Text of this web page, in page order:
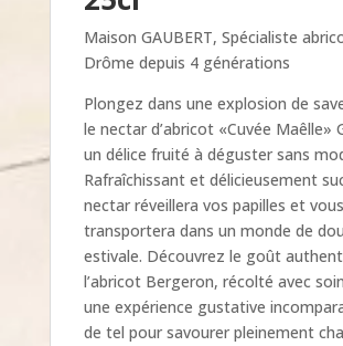
Maison GAUBERT, Spécialiste
Drôme depuis 4 générations
Plongez dans une explosion de
le nectar d’abricot «Cuvée Maêlle»
un délice fruité à déguster sans
Rafraîchissant et délicieusement
nectar réveillera vos papilles et vous
transportera dans un monde de
estivale. Découvrez le goût
l’abricot Bergeron, récolté avec
une expérience gustative
de tel pour savourer pleinement